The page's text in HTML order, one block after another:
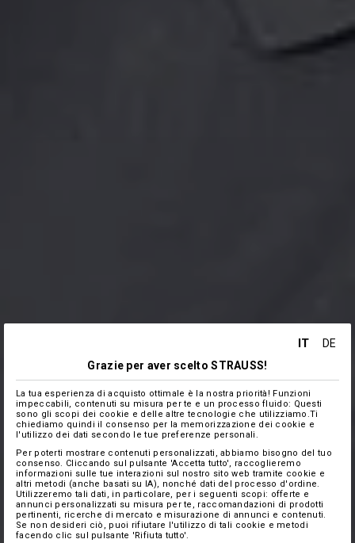
IT
DE
Grazie per aver scelto STRAUSS!
La tua esperienza di acquisto ottimale è la nostra priorità! Funzioni
impeccabili, contenuti su misura per te e un processo fluido: Questi
sono gli scopi dei cookie e delle altre tecnologie che utilizziamo.Ti
chiediamo quindi il consenso per la memorizzazione dei cookie e
l'utilizzo dei dati secondo le tue preferenze personali.
Per poterti mostrare contenuti personalizzati, abbiamo bisogno del tuo
consenso. Cliccando sul pulsante 'Accetta tutto', raccoglieremo
informazioni sulle tue interazioni sul nostro sito web tramite cookie e
altri metodi (anche basati su IA), nonché dati del processo d'ordine.
Utilizzeremo tali dati, in particolare, per i seguenti scopi: offerte e
annunci personalizzati su misura per te, raccomandazioni di prodotti
pertinenti, ricerche di mercato e misurazione di annunci e contenuti.
Se non desideri ciò, puoi rifiutare l'utilizzo di tali cookie e metodi
facendo clic sul pulsante 'Rifiuta tutto'.